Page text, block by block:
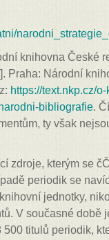
knihovna České
Praha: Národní
https://text.nkp.cz/
bibliografie.
ty však
zdroje, kterým se
periodik se
jednotky,
V současné době
titulů periodik,